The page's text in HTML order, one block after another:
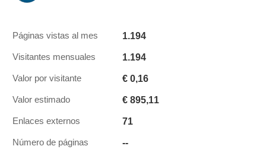
Páginas vistas al mes 1.194
Visitantes mensuales 1.194
Valor por visitante € 0,16
Valor estimado € 895,11
Enlaces externos 71
Número de páginas --